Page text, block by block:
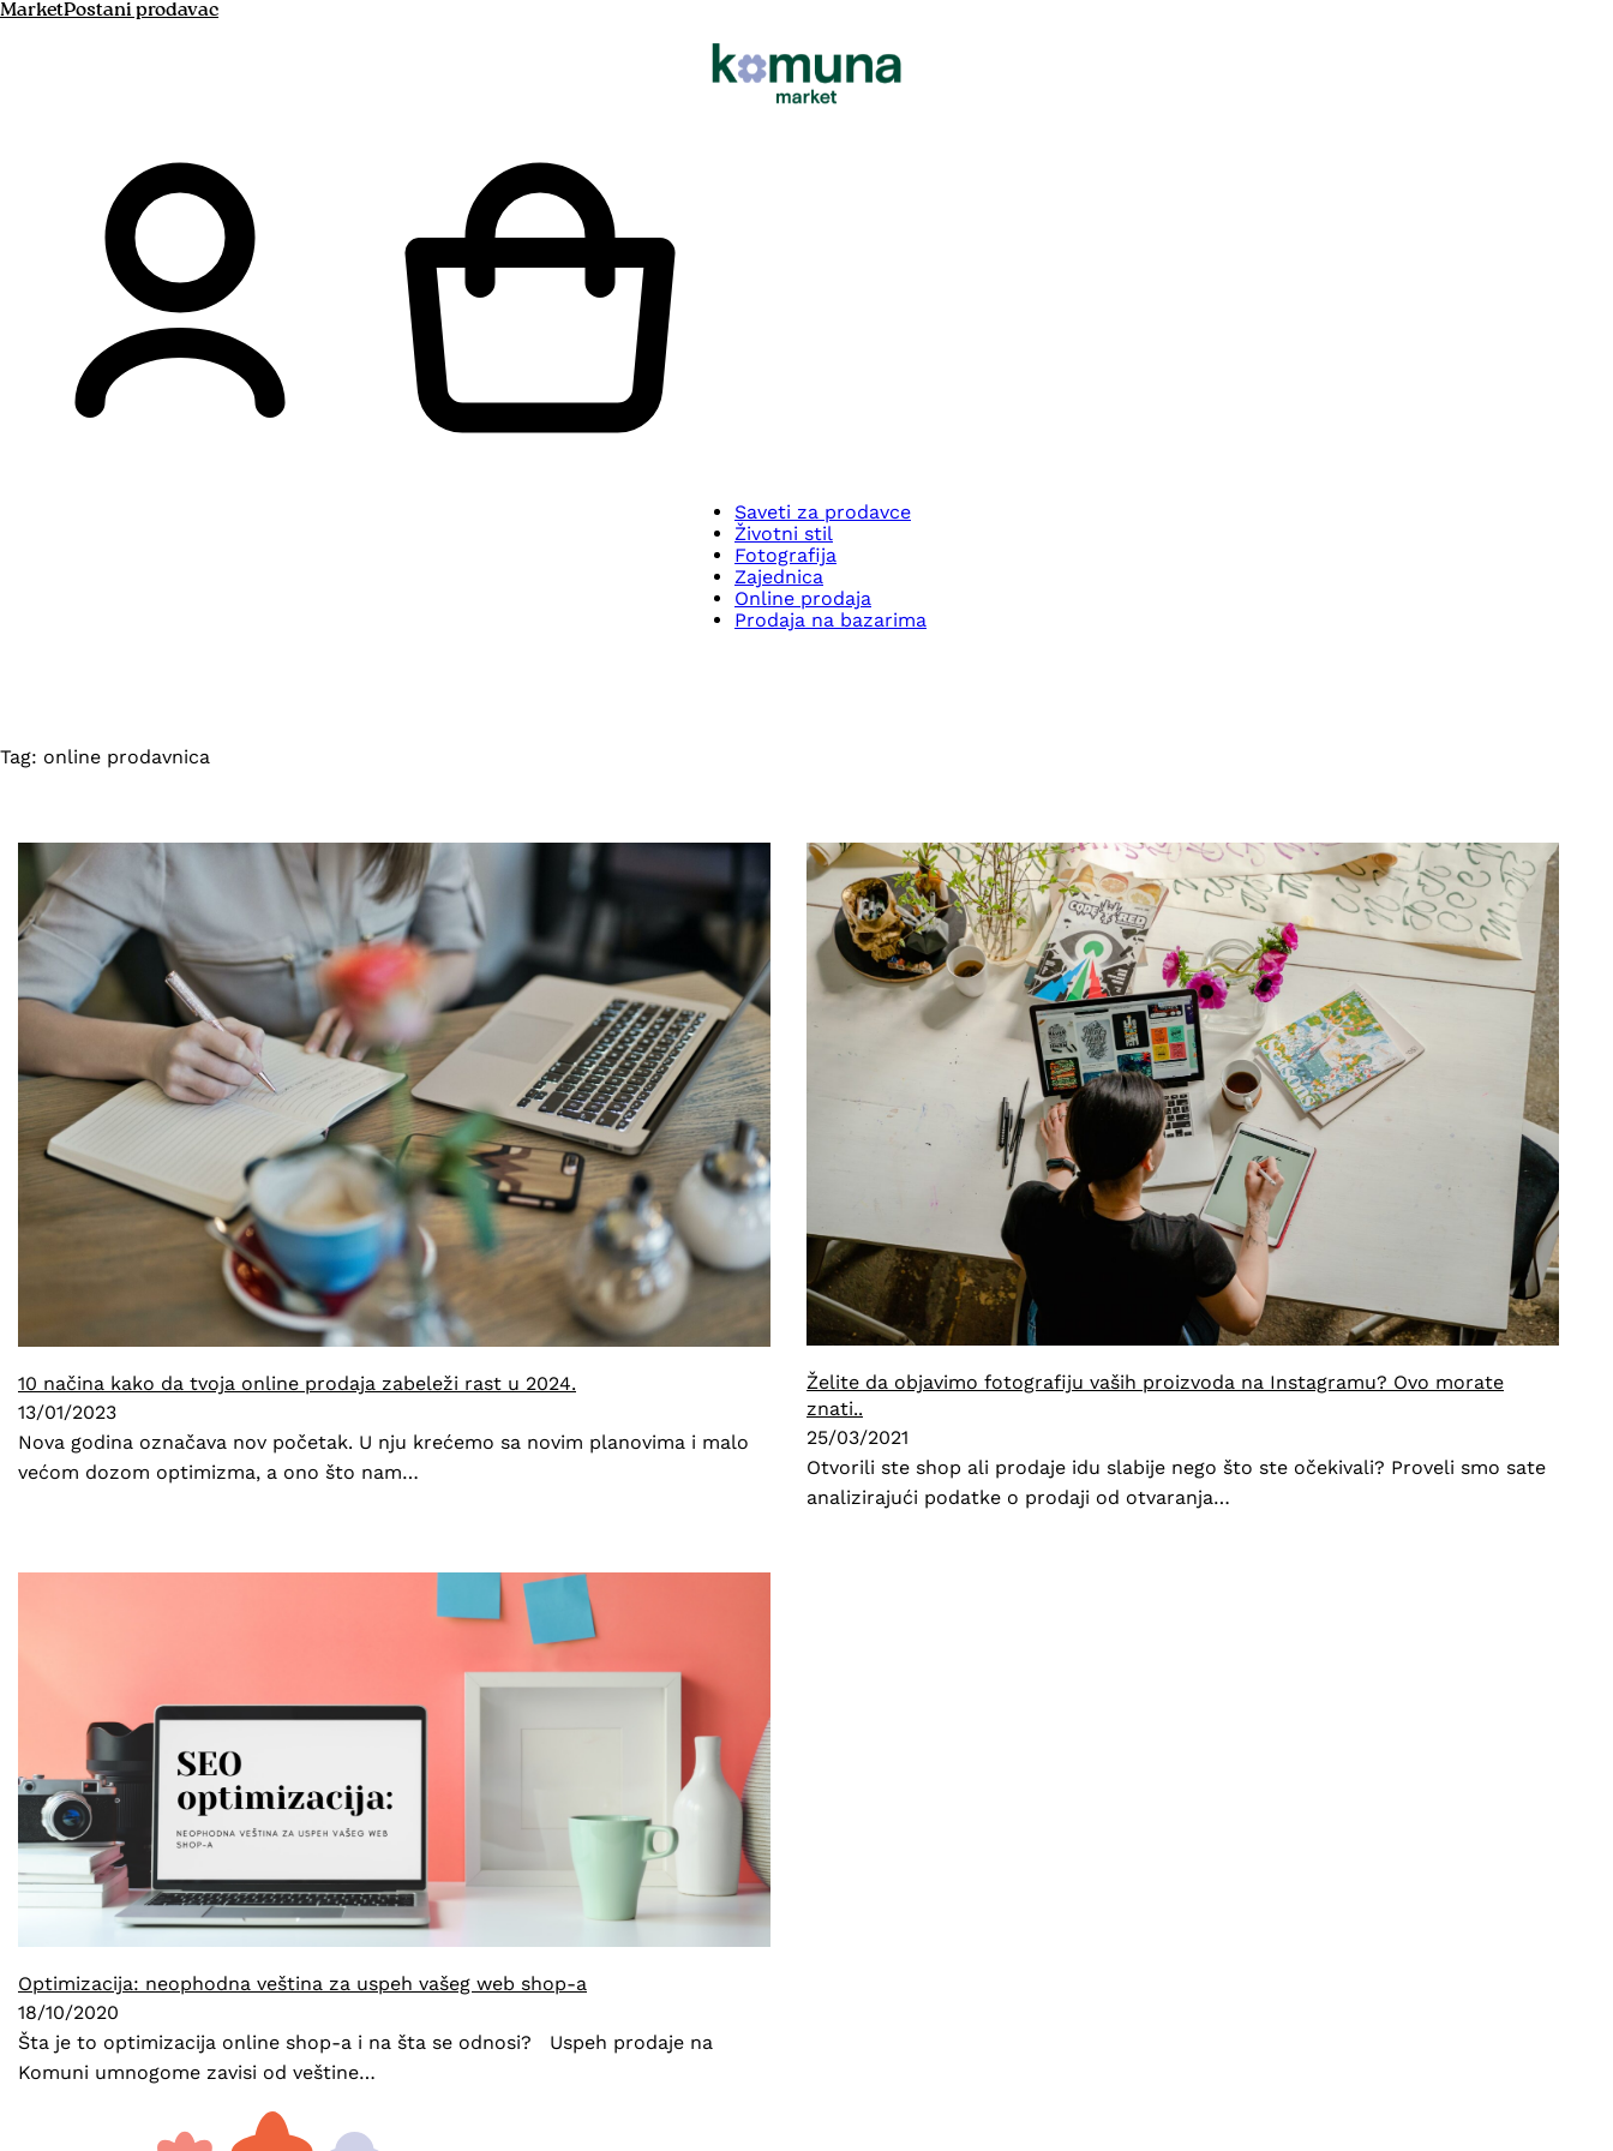
MarketPostani prodavac
Saveti za prodavce
Životni stil
Fotografija
Zajednica
Online prodaja
Prodaja na bazarima
Tag: online prodavnica
10 načina kako da tvoja online prodaja zabeleži rast u 2024.
13/01/2023
Nova godina označava nov početak. U nju krećemo sa novim planovima i malo
većom dozom optimizma, a ono što nam…
Želite da objavimo fotografiju vaših proizvoda na Instagramu? Ovo morate
znati..
25/03/2021
Otvorili ste shop ali prodaje idu slabije nego što ste očekivali? Proveli smo sate
analizirajući podatke o prodaji od otvaranja…
Optimizacija: neophodna veština za uspeh vašeg web shop-a
18/10/2020
Šta je to optimizacija online shop-a i na šta se odnosi? Uspeh prodaje na
Komuni umnogome zavisi od veštine…